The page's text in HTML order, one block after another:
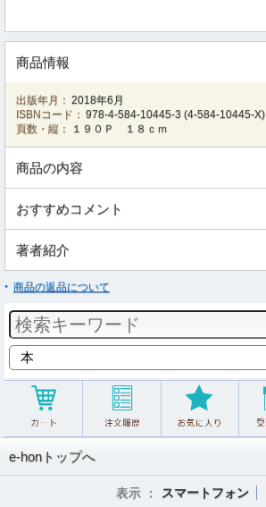
商品情報
出版年月： 2018年6月
ISBNコード： 978-4-584-10445-3 (4-584-10445-X)
頁数・縦：
１９０Ｐ １８ｃｍ
商品の内容
おすすめコメント
著者紹介
商品の返品について
e-honトップへ
表示 ： スマートフォン